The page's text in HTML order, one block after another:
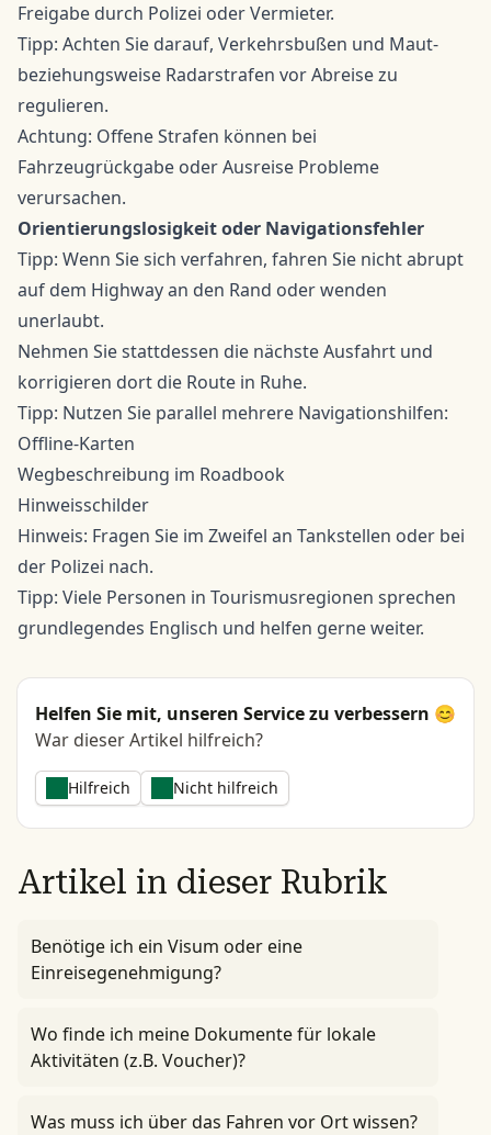
Freigabe durch Polizei oder Vermieter.
Tipp: Achten Sie darauf, Verkehrsbußen und Maut-
beziehungsweise Radarstrafen vor Abreise zu
regulieren.
Achtung: Offene Strafen können bei
Fahrzeugrückgabe oder Ausreise Probleme
verursachen.
Orientierungslosigkeit oder Navigationsfehler
Tipp: Wenn Sie sich verfahren, fahren Sie nicht abrupt
auf dem Highway an den Rand oder wenden
unerlaubt.
Nehmen Sie stattdessen die nächste Ausfahrt und
korrigieren dort die Route in Ruhe.
Tipp: Nutzen Sie parallel mehrere Navigationshilfen:
Offline-Karten
Wegbeschreibung im Roadbook
Hinweisschilder
Hinweis: Fragen Sie im Zweifel an Tankstellen oder bei
der Polizei nach.
Tipp: Viele Personen in Tourismusregionen sprechen
grundlegendes Englisch und helfen gerne weiter.
Helfen Sie mit, unseren Service zu verbessern 😊
War dieser Artikel hilfreich?
Hilfreich Nicht hilfreich
Artikel in dieser Rubrik
Benötige ich ein Visum oder eine
Einreisegenehmigung?
Wo finde ich meine Dokumente für lokale
Aktivitäten (z.B. Voucher)?
Was muss ich über das Fahren vor Ort wissen?